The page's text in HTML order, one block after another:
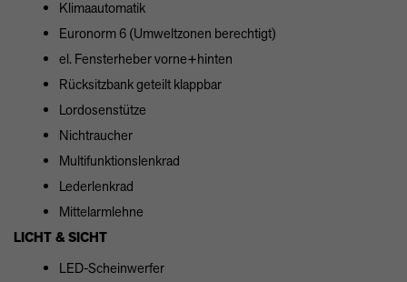
Klimaautomatik
Euronorm 6 (Umweltzonen berechtigt)
el. Fensterheber vorne+hinten
Rücksitzbank geteilt klappbar
Lordosenstütze
Nichtraucher
Multifunktionslenkrad
Lederlenkrad
Mittelarmlehne
LICHT & SICHT
LED-Scheinwerfer